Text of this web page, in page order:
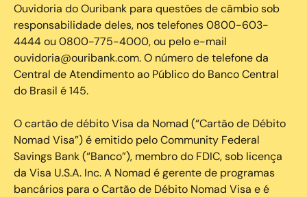
Ouvidoria do Ouribank para questões de câmbio sob
responsabilidade deles, nos telefones 0800-603-
4444 ou 0800-775-4000, ou pelo e-mail
ouvidoria@ouribank.com. O número de telefone da
Central de Atendimento ao Público do Banco Central
do Brasil é 145.
O cartão de débito Visa da Nomad (“Cartão de Débito
Nomad Visa”) é emitido pelo Community Federal
Savings Bank (“Banco”), membro do FDIC, sob licença
da Visa U.S.A. Inc. A Nomad é gerente de programas
bancários para o Cartão de Débito Nomad Visa e é